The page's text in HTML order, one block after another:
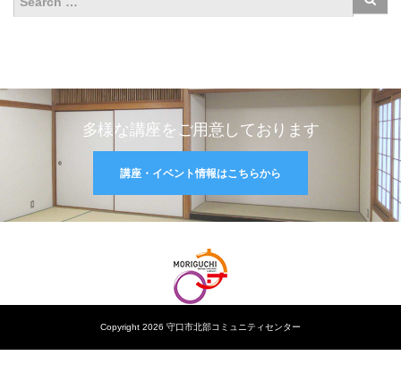
多様な講座をご用意しております
講座・イベント情報はこちらから
Copyright 2026 守口市北部コミュニティセンター